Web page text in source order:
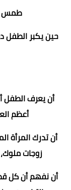
طمس
حين يكبر الطفل
أن يعرف الطفل
أعظم
أن تدرك المرأة
زوجات
أن نفهم أن كل